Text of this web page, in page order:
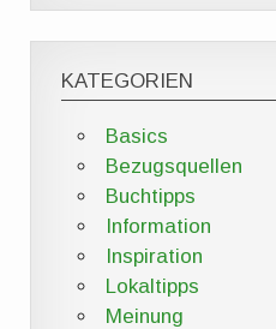
KATEGORIEN
Basics
Bezugsquellen
Buchtipps
Information
Inspiration
Lokaltipps
Meinung